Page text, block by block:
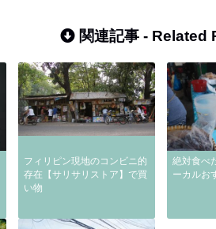
関連記事 - Related
フィリピン現地のコンビニ的
存在【サリサリストア】で買
い物
絶対食べ
ーカルお